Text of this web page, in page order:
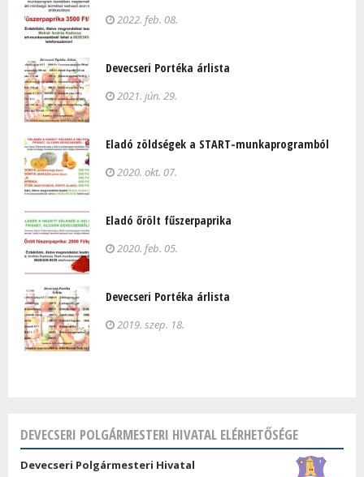
2022. feb. 08.
Devecseri Portéka árlista
2021. jún. 29.
Eladó zöldségek a START-munkaprogramból
2020. okt. 07.
Eladó őrölt fűszerpaprika
2020. feb. 05.
Devecseri Portéka árlista
2019. szep. 18.
DEVECSERI POLGÁRMESTERI HIVATAL ELÉRHETŐSÉGE
Devecseri Polgármesteri Hivatal